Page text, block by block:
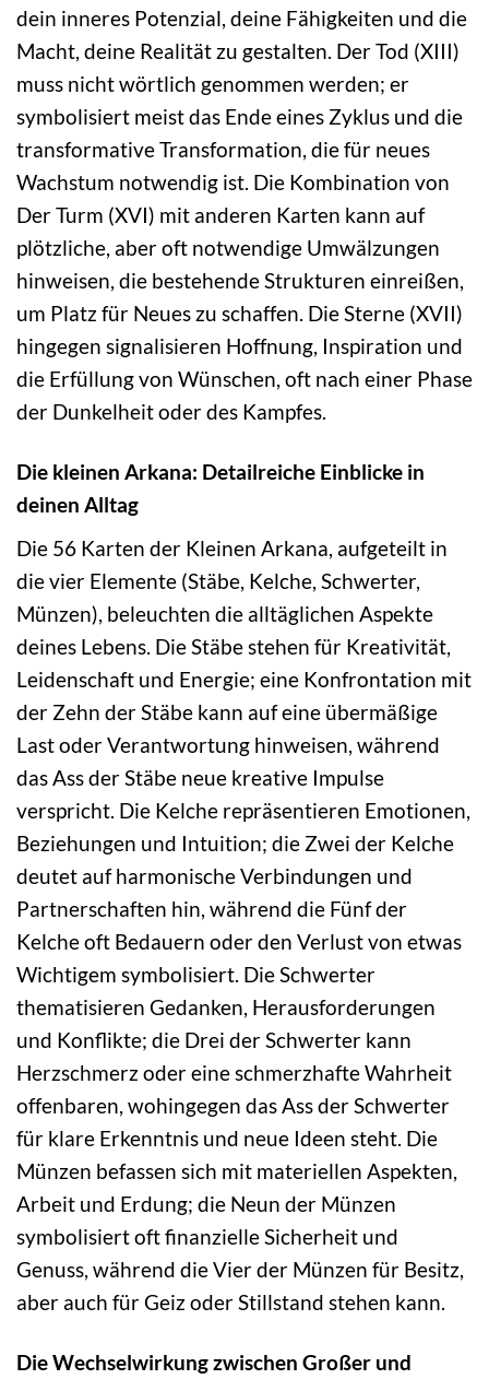
dein inneres Potenzial, deine Fähigkeiten und die
Macht, deine Realität zu gestalten. Der Tod (XIII)
muss nicht wörtlich genommen werden; er
symbolisiert meist das Ende eines Zyklus und die
transformative Transformation, die für neues
Wachstum notwendig ist. Die Kombination von
Der Turm (XVI) mit anderen Karten kann auf
plötzliche, aber oft notwendige Umwälzungen
hinweisen, die bestehende Strukturen einreißen,
um Platz für Neues zu schaffen. Die Sterne (XVII)
hingegen signalisieren Hoffnung, Inspiration und
die Erfüllung von Wünschen, oft nach einer Phase
der Dunkelheit oder des Kampfes.
Die kleinen Arkana: Detailreiche Einblicke in
deinen Alltag
Die 56 Karten der Kleinen Arkana, aufgeteilt in
die vier Elemente (Stäbe, Kelche, Schwerter,
Münzen), beleuchten die alltäglichen Aspekte
deines Lebens. Die Stäbe stehen für Kreativität,
Leidenschaft und Energie; eine Konfrontation mit
der Zehn der Stäbe kann auf eine übermäßige
Last oder Verantwortung hinweisen, während
das Ass der Stäbe neue kreative Impulse
verspricht. Die Kelche repräsentieren Emotionen,
Beziehungen und Intuition; die Zwei der Kelche
deutet auf harmonische Verbindungen und
Partnerschaften hin, während die Fünf der
Kelche oft Bedauern oder den Verlust von etwas
Wichtigem symbolisiert. Die Schwerter
thematisieren Gedanken, Herausforderungen
und Konflikte; die Drei der Schwerter kann
Herzschmerz oder eine schmerzhafte Wahrheit
offenbaren, wohingegen das Ass der Schwerter
für klare Erkenntnis und neue Ideen steht. Die
Münzen befassen sich mit materiellen Aspekten,
Arbeit und Erdung; die Neun der Münzen
symbolisiert oft finanzielle Sicherheit und
Genuss, während die Vier der Münzen für Besitz,
aber auch für Geiz oder Stillstand stehen kann.
Die Wechselwirkung zwischen Großer und